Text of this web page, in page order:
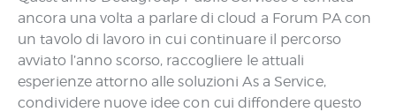
ancora una volta a parlare di cloud a Forum PA con
un tavolo di lavoro in cui continuare il percorso
avviato l’anno scorso, raccogliere le attuali
esperienze attorno alle soluzioni As a Service,
condividere nuove idee con cui diffondere questo